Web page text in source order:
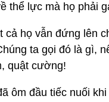
thể lực mà họ phải
cả họ vẫn đứng lên
ta gọi đó là gì,
quật cường!
ôm đầu tiếc nuối